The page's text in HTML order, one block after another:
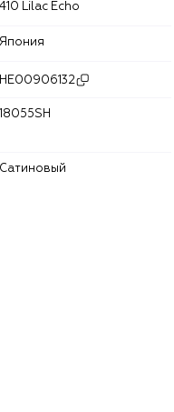
410 Lilac Echo
Япония
HE00906132
18055SH
Сатиновый